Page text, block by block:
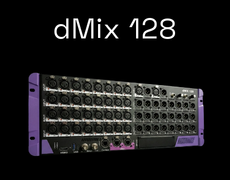
dMix 128